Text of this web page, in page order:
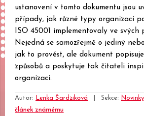
ustanovení v tomto dokumentu jsou
případy, jak různé typy organizací
ISO 45001 implementovaly ve svých
Nejedná se samozřejmě o jediný
jak to provést, ale dokument
způsobů a poskytuje tak čitateli
organizaci.
Autor: Lenka Šardziková Sekce: Novinky
článek známému